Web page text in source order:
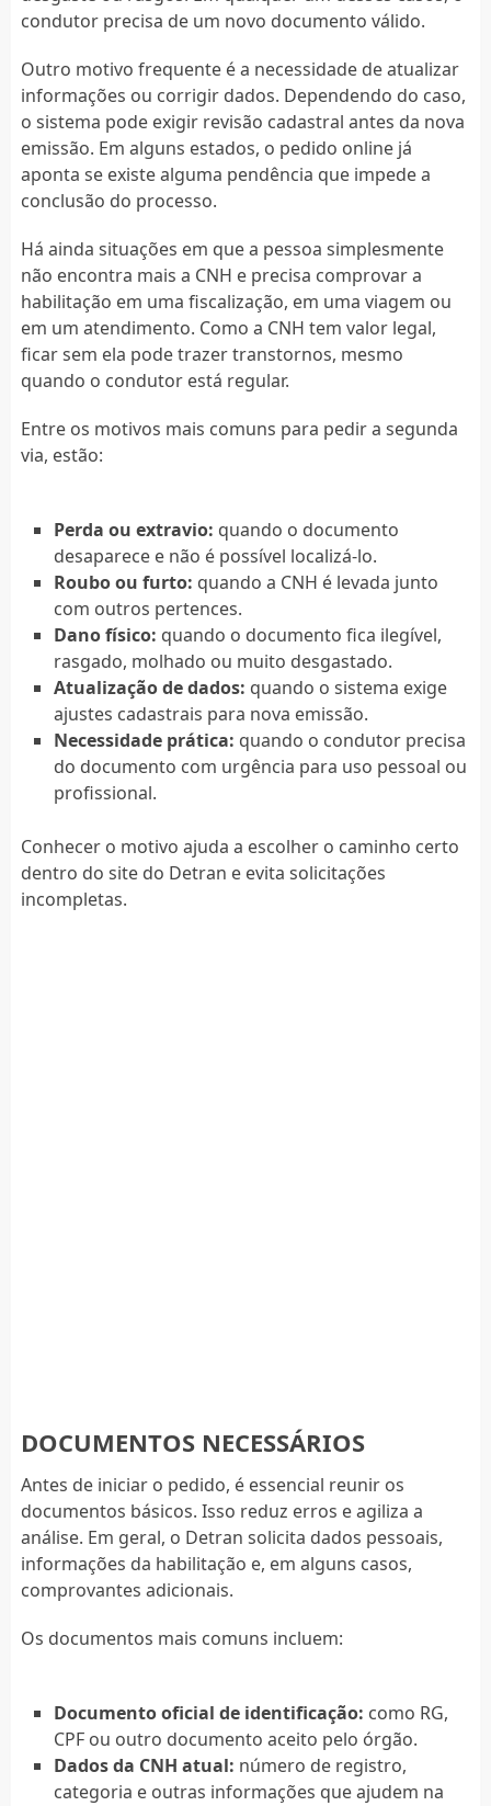
condutor precisa de um novo documento válido.
Outro motivo frequente é a necessidade de atualizar
informações ou corrigir dados. Dependendo do caso,
o sistema pode exigir revisão cadastral antes da nova
emissão. Em alguns estados, o pedido online já
aponta se existe alguma pendência que impede a
conclusão do processo.
Há ainda situações em que a pessoa simplesmente
não encontra mais a CNH e precisa comprovar a
habilitação em uma fiscalização, em uma viagem ou
em um atendimento. Como a CNH tem valor legal,
ficar sem ela pode trazer transtornos, mesmo
quando o condutor está regular.
Entre os motivos mais comuns para pedir a segunda
via, estão:
Perda ou extravio: quando o documento
desaparece e não é possível localizá-lo.
Roubo ou furto: quando a CNH é levada junto
com outros pertences.
Dano físico: quando o documento fica ilegível,
rasgado, molhado ou muito desgastado.
Atualização de dados: quando o sistema exige
ajustes cadastrais para nova emissão.
Necessidade prática: quando o condutor precisa
do documento com urgência para uso pessoal ou
profissional.
Conhecer o motivo ajuda a escolher o caminho certo
dentro do site do Detran e evita solicitações
incompletas.
DOCUMENTOS NECESSÁRIOS
Antes de iniciar o pedido, é essencial reunir os
documentos básicos. Isso reduz erros e agiliza a
análise. Em geral, o Detran solicita dados pessoais,
informações da habilitação e, em alguns casos,
comprovantes adicionais.
Os documentos mais comuns incluem:
Documento oficial de identificação: como RG,
CPF ou outro documento aceito pelo órgão.
Dados da CNH atual: número de registro,
categoria e outras informações que ajudem na